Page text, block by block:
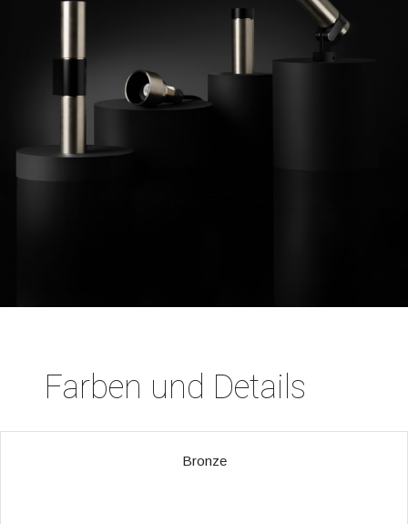
Farben und Details
Bronze